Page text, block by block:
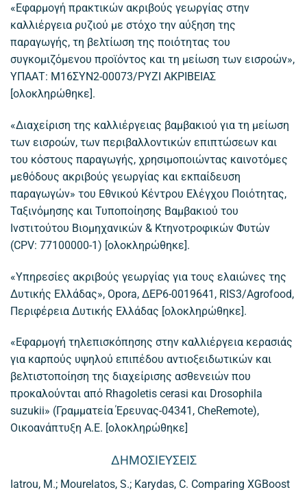
«Εφαρμογή πρακτικών ακριβούς γεωργίας στην
καλλιέργεια ρυζιού με στόχο την αύξηση της
παραγωγής, τη βελτίωση της ποιότητας του
συγκομιζόμενου προϊόντος και τη μείωση των εισροών»,
ΥΠΑΑΤ: Μ16ΣΥΝ2-00073/ΡΥΖΙ ΑΚΡΙΒΕΙΑΣ
[ολοκληρώθηκε].
«Διαχείριση της καλλιέργειας βαμβακιού για τη μείωση
των εισροών, των περιβαλλοντικών επιπτώσεων και
του κόστους παραγωγής, χρησιμοποιώντας καινοτόμες
μεθόδους ακριβούς γεωργίας και εκπαίδευση
παραγωγών» του Εθνικού Κέντρου Ελέγχου Ποιότητας,
Ταξινόμησης και Τυποποίησης Βαμβακιού του
Ινστιτούτου Βιομηχανικών & Κτηνοτροφικών Φυτών
(CPV: 77100000-1) [ολοκληρώθηκε].
«Υπηρεσίες ακριβούς γεωργίας για τους ελαιώνες της
Δυτικής Ελλάδας», Opora, ΔΕΡ6-0019641, RIS3/Agrofood,
Περιφέρεια Δυτικής Ελλάδας [ολοκληρώθηκε].
«Εφαρμογή τηλεπισκόπησης στην καλλιέργεια κερασιάς
για καρπούς υψηλού επιπέδου αντιοξειδωτικών και
βελτιστοποίηση της διαχείρισης ασθενειών που
προκαλούνται από Rhagoletis cerasi και Drosophila
suzukii» (Γραμματεία Έρευνας-04341, CheRemote),
Οικοανάπτυξη Α.Ε. [ολοκληρώθηκε]
ΔΗΜΟΣΙΕΥΣΕΙΣ
Iatrou, M.; Mourelatos, S.; Karydas, C. Comparing XGBoost